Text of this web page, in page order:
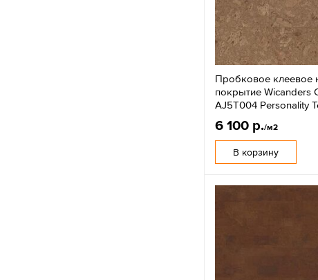
Пробковое клеевое
покрытие Wicanders
AJ5T004 Personality
6 100 р./м2
В корзину